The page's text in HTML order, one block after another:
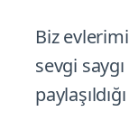
Biz
sevgi